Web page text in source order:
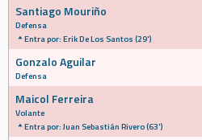
Santiago Mouriño
Defensa
Entra por: Erik De Los Santos (29')
Gonzalo Aguilar
Defensa
Maicol Ferreira
Volante
Entra por: Juan Sebastián Rivero (63')